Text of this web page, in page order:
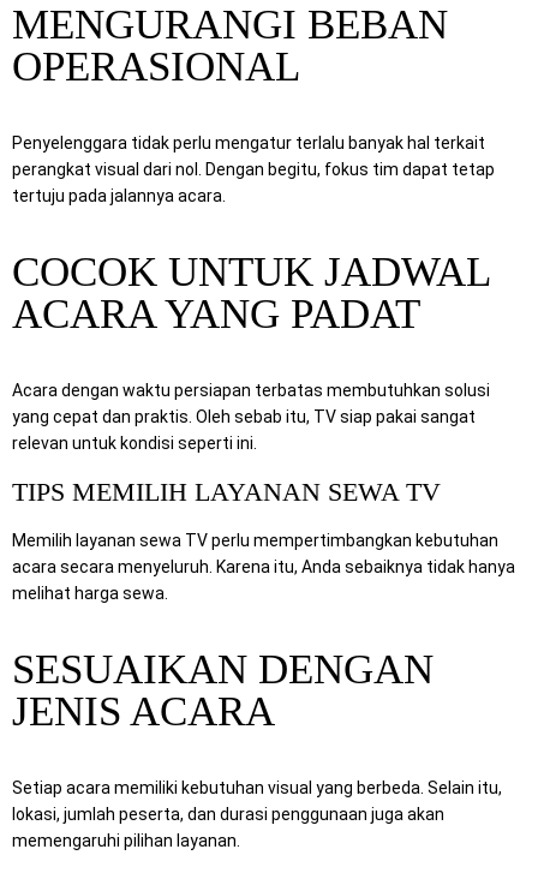
MENGURANGI BEBAN
OPERASIONAL
Penyelenggara tidak perlu mengatur terlalu banyak hal terkait
perangkat visual dari nol. Dengan begitu, fokus tim dapat tetap
tertuju pada jalannya acara.
COCOK UNTUK JADWAL
ACARA YANG PADAT
Acara dengan waktu persiapan terbatas membutuhkan solusi
yang cepat dan praktis. Oleh sebab itu, TV siap pakai sangat
relevan untuk kondisi seperti ini.
TIPS MEMILIH LAYANAN SEWA TV
Memilih layanan sewa TV perlu mempertimbangkan kebutuhan
acara secara menyeluruh. Karena itu, Anda sebaiknya tidak hanya
melihat harga sewa.
SESUAIKAN DENGAN
JENIS ACARA
Setiap acara memiliki kebutuhan visual yang berbeda. Selain itu,
lokasi, jumlah peserta, dan durasi penggunaan juga akan
memengaruhi pilihan layanan.